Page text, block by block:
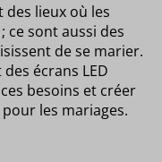
des lieux où les
ce sont aussi des
de se marier.
écrans LED
besoins et créer
les mariages.